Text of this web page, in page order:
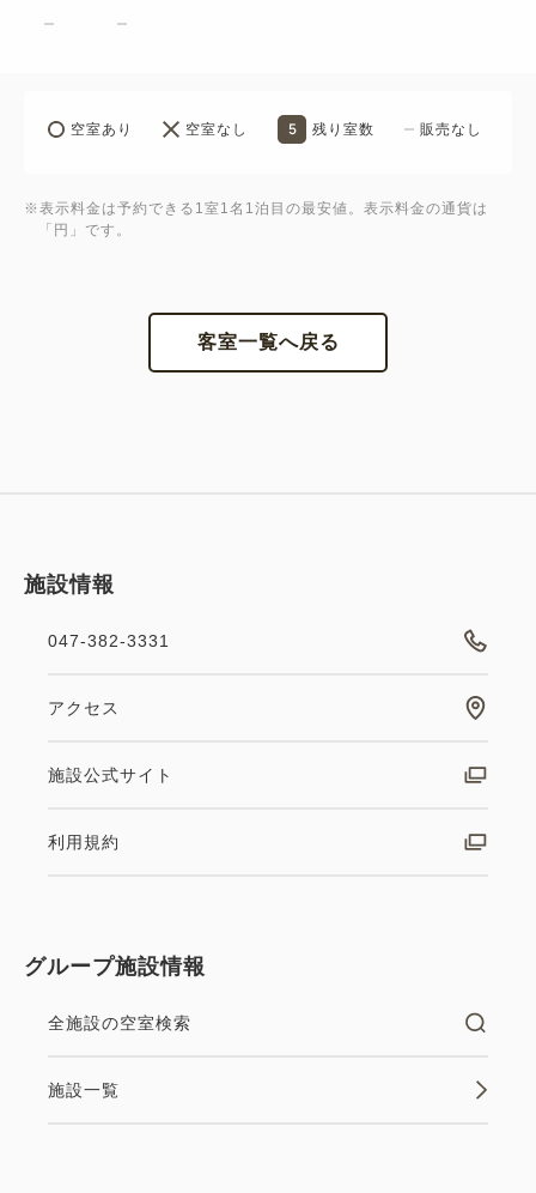
空室あり 空室なし 5 残り室数 販売なし
※表示料金は予約できる1室1名1泊目の最安値。表示料金の通貨は
「円」です。
客室一覧へ戻る
施設情報
047-382-3331
アクセス
施設公式サイト
利用規約
グループ施設情報
全施設の空室検索
施設一覧